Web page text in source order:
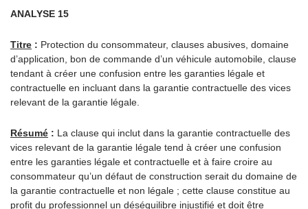
ANALYSE 15
Titre : Protection du consommateur, clauses abusives, domaine
d’application, bon de commande d’un véhicule automobile, clause
tendant à créer une confusion entre les garanties légale et
contractuelle en incluant dans la garantie contractuelle des vices
relevant de la garantie légale.
Résumé : La clause qui inclut dans la garantie contractuelle des
vices relevant de la garantie légale tend à créer une confusion
entre les garanties légale et contractuelle et à faire croire au
consommateur qu’un défaut de construction serait du domaine de
la garantie contractuelle et non légale ; cette clause constitue au
profit du professionnel un déséquilibre injustifié et doit être